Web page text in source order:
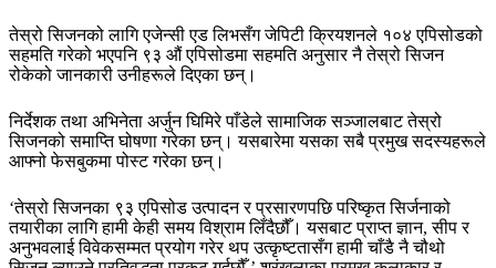
तेस्रो सिजनको लागि एजेन्सी एड लिभसँग जेपिटी क्रियशनले १०४ एपिसोडको
सहमति गरेको भएपनि ९३ औं एपिसोडमा सहमति अनुसार नै तेस्रो सिजन
रोकेको जानकारी उनीहरूले दिएका छन्।
निर्देशक तथा अभिनेता अर्जुन घिमिरे पाँडेले सामाजिक सञ्जालबाट तेस्रो
सिजनको समाप्ति घोषणा गरेका छन्। यसबारेमा यसका सबै प्रमुख सदस्यहरूले
आफ्नो फेसबुकमा पोस्ट गरेका छन्।
‘तेस्रो सिजनका ९३ एपिसोड उत्पादन र प्रसारणपछि परिष्कृत सिर्जनाको
तयारीका लागि हामी केही समय विश्राम लिँदैछौँ। यसबाट प्राप्त ज्ञान, सीप र
अनुभवलाई विवेकसम्मत प्रयोग गरेर थप उत्कृष्टतासँग हामी चाँडै नै चौथो